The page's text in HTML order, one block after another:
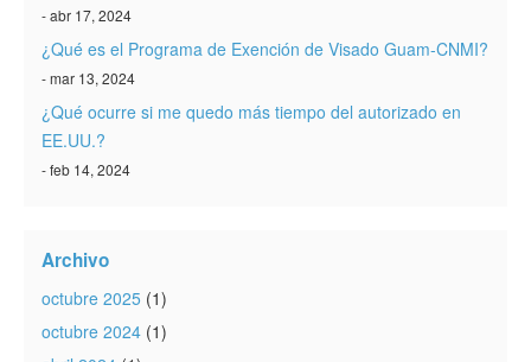
- abr 17, 2024
¿Qué es el Programa de Exención de Visado Guam-CNMI?
- mar 13, 2024
¿Qué ocurre si me quedo más tiempo del autorizado en
EE.UU.?
- feb 14, 2024
Archivo
octubre 2025 (1)
octubre 2024 (1)